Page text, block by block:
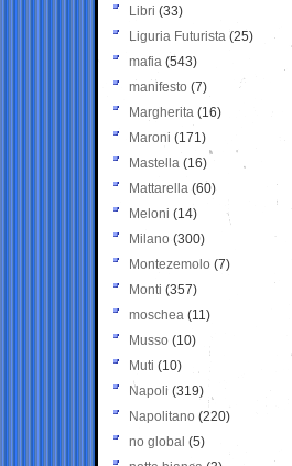
Libri (33)
Liguria Futurista (25)
mafia (543)
manifesto (7)
Margherita (16)
Maroni (171)
Mastella (16)
Mattarella (60)
Meloni (14)
Milano (300)
Montezemolo (7)
Monti (357)
moschea (11)
Musso (10)
Muti (10)
Napoli (319)
Napolitano (220)
no global (5)